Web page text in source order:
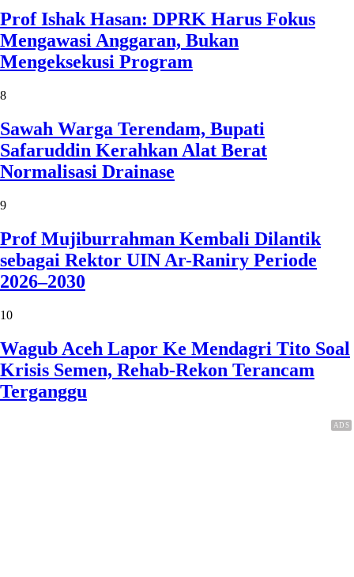
Prof Ishak Hasan: DPRK Harus Fokus
Mengawasi Anggaran, Bukan
Mengeksekusi Program
8
Sawah Warga Terendam, Bupati
Safaruddin Kerahkan Alat Berat
Normalisasi Drainase
9
Prof Mujiburrahman Kembali Dilantik
sebagai Rektor UIN Ar-Raniry Periode
2026–2030
10
Wagub Aceh Lapor Ke Mendagri Tito Soal
Krisis Semen, Rehab-Rekon Terancam
Terganggu